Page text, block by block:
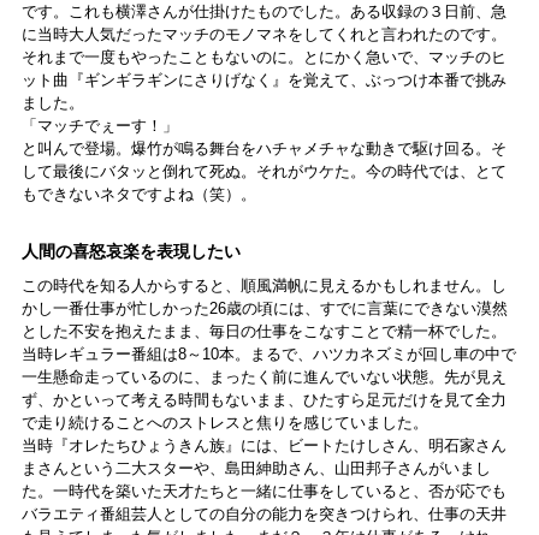
です。これも横澤さんが仕掛けたものでした。ある収録の３日前、急
に当時大人気だったマッチのモノマネをしてくれと言われたのです。
それまで一度もやったこともないのに。とにかく急いで、マッチのヒ
ット曲『ギンギラギンにさりげなく』を覚えて、ぶっつけ本番で挑み
ました。
「マッチでぇーす！」
と叫んで登場。爆竹が鳴る舞台をハチャメチャな動きで駆け回る。そ
して最後にバタッと倒れて死ぬ。それがウケた。今の時代では、とて
もできないネタですよね（笑）。
人間の喜怒哀楽を表現したい
この時代を知る人からすると、順風満帆に見えるかもしれません。し
かし一番仕事が忙しかった26歳の頃には、すでに言葉にできない漠然
とした不安を抱えたまま、毎日の仕事をこなすことで精一杯でした。
当時レギュラー番組は8～10本。まるで、ハツカネズミが回し車の中で
一生懸命走っているのに、まったく前に進んでいない状態。先が見え
ず、かといって考える時間もないまま、ひたすら足元だけを見て全力
で走り続けることへのストレスと焦りを感じていました。
当時『オレたちひょうきん族』には、ビートたけしさん、明石家さん
まさんという二大スターや、島田紳助さん、山田邦子さんがいまし
た。一時代を築いた天才たちと一緒に仕事をしていると、否が応でも
バラエティ番組芸人としての自分の能力を突きつけられ、仕事の天井